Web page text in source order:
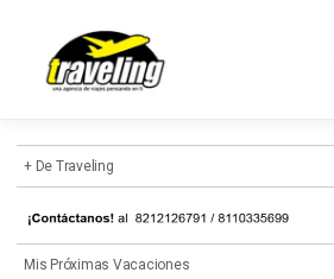
+ de Traveling
mis próximas vacaciones